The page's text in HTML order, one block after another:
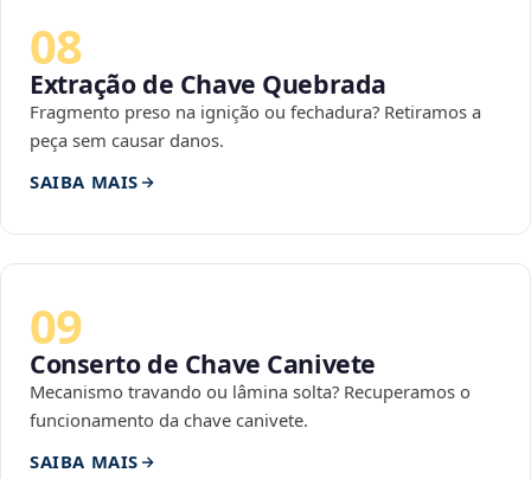
08
Extração de Chave Quebrada
Fragmento preso na ignição ou fechadura? Retiramos a
peça sem causar danos.
SAIBA MAIS
09
Conserto de Chave Canivete
Mecanismo travando ou lâmina solta? Recuperamos o
funcionamento da chave canivete.
SAIBA MAIS